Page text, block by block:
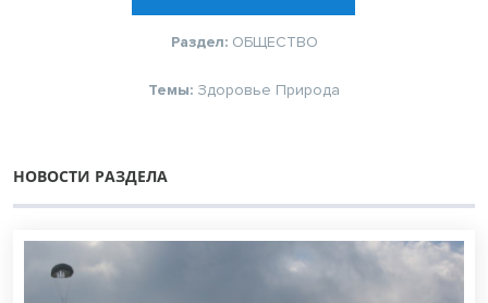
Раздел: ОБЩЕСТВО
Темы: Здоровье Природа
НОВОСТИ РАЗДЕЛА